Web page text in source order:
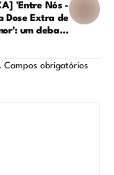
'Entre Nós -
Dose Extra de
um debate
modernos
Campos obrigatórios